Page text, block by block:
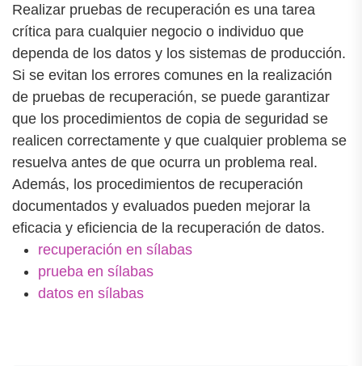
Realizar pruebas de recuperación es una tarea
crítica para cualquier negocio o individuo que
dependa de los datos y los sistemas de producción.
Si se evitan los errores comunes en la realización
de pruebas de recuperación, se puede garantizar
que los procedimientos de copia de seguridad se
realicen correctamente y que cualquier problema se
resuelva antes de que ocurra un problema real.
Además, los procedimientos de recuperación
documentados y evaluados pueden mejorar la
eficacia y eficiencia de la recuperación de datos.
recuperación en sílabas
prueba en sílabas
datos en sílabas